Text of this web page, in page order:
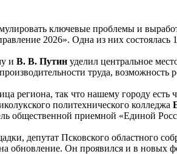
ключевые проблемы и
2026». Одна из них состоялась
и В. В. Путин уделил центральное
труда, возможность
региона, так что нашему городу есть
политехнического колледжа
общественной приемной «Единой
депутат Псковского областного
обновление. Он проявился и в новых